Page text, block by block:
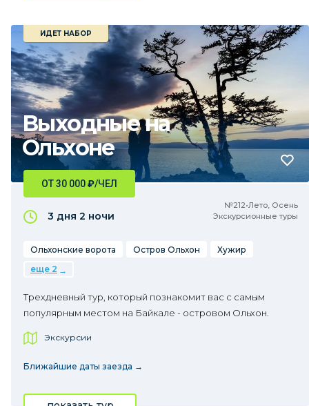
Выходные на
Ольхоне
ИДЕТ НАБОР
№212•Лето, Осень
Экскурсионные туры
ОТ 30 000₽/ЧЕЛ
3 дня 2 ночи
Ольхонские ворота Остров Ольхон
Хужир
еще 2
Трехдневный тур, который познакомит вас с самым
популярным местом на Байкале - островом Ольхон.
Экскурсии
Ближайшие даты заезда →